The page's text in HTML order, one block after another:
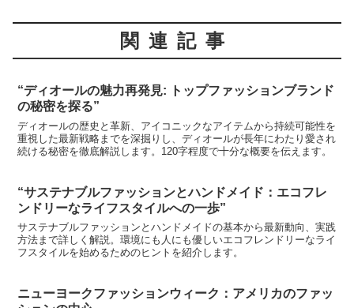
関連記事
“ディオールの魅力再発見: トップファッションブランド
の秘密を探る”
ディオールの歴史と革新、アイコニックなアイテムから持続可能性を
重視した最新戦略までを深掘りし、ディオールが長年にわたり愛され
続ける秘密を徹底解説します。120字程度で十分な概要を伝えます。
“サステナブルファッションとハンドメイド：エコフレ
ンドリーなライフスタイルへの一歩”
サステナブルファッションとハンドメイドの基本から最新動向、実践
方法まで詳しく解説。環境にも人にも優しいエコフレンドリーなライ
フスタイルを始めるためのヒントを紹介します。
ニューヨークファッションウィーク：アメリカのファッ